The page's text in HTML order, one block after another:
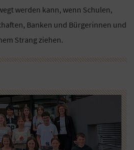
werden kann, wenn Schulen,
Banken und Bürgerinnen und
Strang ziehen.